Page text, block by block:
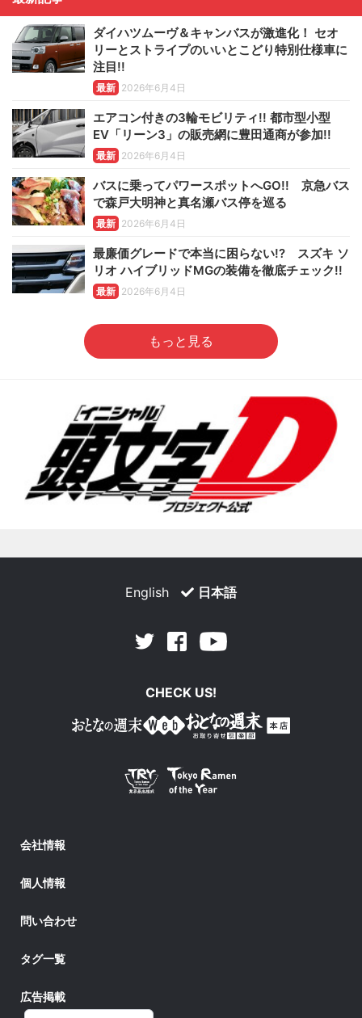
ダイハツムーヴ＆キャンバスが激進化！ セオ
リーとストライプのいいとこどり特別仕様車に
注目!!
最新 2026年6月4日
エアコン付きの3輪モビリティ!! 都市型小型
EV「リーン3」の販売網に豊田通商が参加!!
最新 2026年6月4日
バスに乗ってパワースポットへGO!! 京急バス
で森戸大明神と真名瀬バス停を巡る
最新 2026年6月4日
最廉価グレードで本当に困らない!? スズキ ソ
リオ ハイブリッドMGの装備を徹底チェック!!
最新 2026年6月4日
もっと見る
English 日本語
Twitter Facebook
CHECK US!
会社情報
個人情報
問い合わせ
タグ一覧
広告掲載